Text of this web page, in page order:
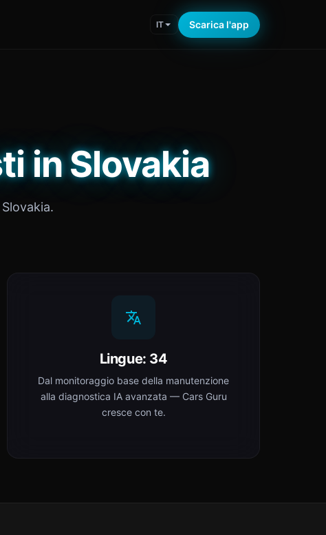
IT Scarica l'app
in Slovakia
Lingue: 34
Dal monitoraggio base della manutenzione
alla diagnostica IA avanzata — Cars Guru
cresce con te.